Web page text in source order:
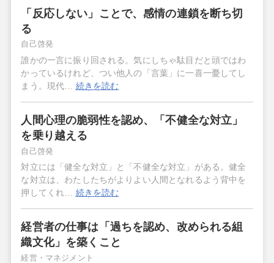
「反応しない」ことで、感情の連鎖を断ち切
る
自己啓発
誰かの一言に振り回される。気にしちゃ駄目だと頭ではわ
かっているけれど、つい他人の「言葉」に一喜一憂してし
まう。現代… 続きを読む
人間心理の脆弱性を認め、「不健全な対立」
を乗り越える
自己啓発
対立には「健全な対立」と「不健全な対立」がある。健全
な対立は、わたしたちがよりよい人間となれるよう背中を
押してくれ… 続きを読む
経営者の仕事は「過ちを認め、改められる組
織文化」を築くこと
経営・マネジメント